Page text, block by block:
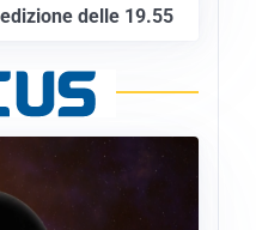
delle 19.55